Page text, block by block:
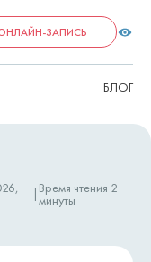
ЗАПИСЬ
БЛОГ
| Время чтения 2
минуты